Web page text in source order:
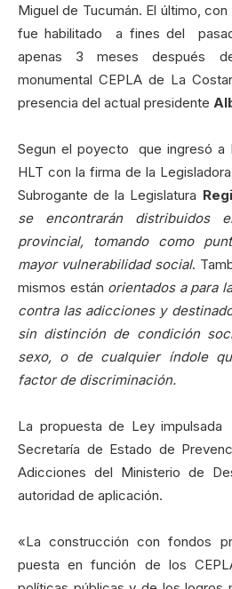
Miguel de Tucumán. El último, con
fue habilitado a fines del
apenas 3 meses después
monumental CEPLA de La
presencia del actual presidente
Segun el poyecto que ingresó a
HLT con la firma de la
Subrogante de la Legislatura
se encontrarán distribuidos
provincial, tomando como
mayor vulnerabilidad social.
mismos están orientados a para
contra las adicciones y
sin distinción de condición
sexo, o de cualquier índole
factor de discriminación.
La propuesta de Ley
Secretaría de Estado de
Adicciones del Ministerio de
autoridad de aplicación.
«La construcción con fondos
puesta en función de los